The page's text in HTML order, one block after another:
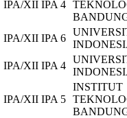
IPA/XII IPA 4
IPA/XII IPA 6
IPA/XII IPA 4
IPA/XII IPA 5
INSTITUT